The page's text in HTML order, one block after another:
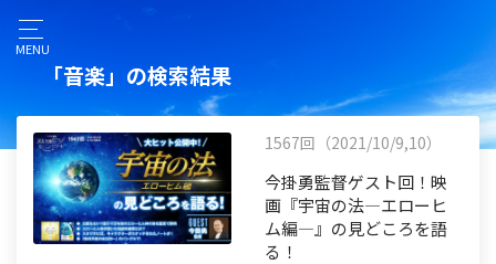
MENU
「音楽」の検索結果
1567回（2021/10/9,10）
今掛勇監督ゲスト回！映
画『宇宙の法―エローヒ
ム編―』の見どころを語
る！